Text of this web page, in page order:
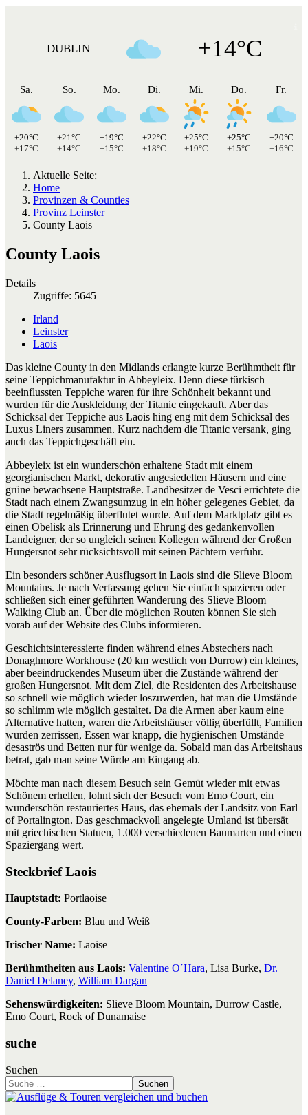
DUBLIN +14°C
Sa.
+20°C
+17°C
So.
+21°C
+14°C
Mo.
+19°C
+15°C
Di.
+22°C
+18°C
Mi.
+25°C
+19°C
Do.
+25°C
+15°C
Fr.
+20°C
+16°C
Aktuelle Seite:
Home
Provinzen & Counties
Provinz Leinster
County Laois
County Laois
Details
Zugriffe: 5645
Irland
Leinster
Laois
Das kleine County in den Midlands erlangte kurze Berühmtheit für
seine Teppichmanufaktur in Abbeyleix. Denn diese türkisch
beeinflussten Teppiche waren für ihre Schönheit bekannt und
wurden für die Auskleidung der Titanic eingekauft. Aber das
Schicksal der Teppiche aus Laois hing eng mit dem Schicksal des
Luxus Liners zusammen. Kurz nachdem die Titanic versank, ging
auch das Teppichgeschäft ein.
Abbeyleix ist ein wunderschön erhaltene Stadt mit einem
georgianischen Markt, dekorativ angesiedelten Häusern und eine
grüne bewachsene Hauptstraße. Landbesitzer de Vesci errichtete die
Stadt nach einem Zwangsumzug in ein höher gelegenes Gebiet, da
die Stadt regelmäßig überflutet wurde. Auf dem Marktplatz gibt es
einen Obelisk als Erinnerung und Ehrung des gedankenvollen
Landeigner, der so ungleich seinen Kollegen während der Großen
Hungersnot sehr rücksichtsvoll mit seinen Pächtern verfuhr.
Ein besonders schöner Ausflugsort in Laois sind die Slieve Bloom
Mountains. Je nach Verfassung gehen Sie einfach spazieren oder
schließen sich einer geführten Wanderung des Slieve Bloom
Walking Club an. Über die möglichen Routen können Sie sich
vorab auf der Website des Clubs informieren.
Geschichtsinteressierte finden während eines Abstechers nach
Donaghmore Workhouse (20 km westlich von Durrow) ein kleines,
aber beeindruckendes Museum über die Zustände während der
großen Hungersnot. Mit dem Ziel, die Residenten des Arbeitshause
so schnell wie möglich wieder loszuwerden, hat man die Umstände
so schlimm wie möglich gestaltet. Da die Armen aber kaum eine
Alternative hatten, waren die Arbeitshäuser völlig überfüllt, Familien
wurden zerrissen, Essen war knapp, die hygienischen Umstände
desaströs und Betten nur für wenige da. Sobald man das Arbeitshaus
betrat, gab man seine Würde am Eingang ab.
Möchte man nach diesem Besuch sein Gemüt wieder mit etwas
Schönem erhellen, lohnt sich der Besuch vom Emo Court, ein
wunderschön restauriertes Haus, das ehemals der Landsitz von Earl
of Portalington. Das geschmackvoll angelegte Umland ist übersät
mit griechischen Statuen, 1.000 verschiedenen Baumarten und einen
Spaziergang wert.
Steckbrief Laois
Hauptstadt: Portlaoise
County-Farben: Blau und Weiß
Irischer Name: Laoise
Berühmtheiten aus Laois: Valentine O´Hara, Lisa Burke, Dr.
Daniel Delaney, William Dargan
Sehenswürdigkeiten: Slieve Bloom Mountain, Durrow Castle,
Emo Court, Rock of Dunamaise
suche
Suchen
Suchen